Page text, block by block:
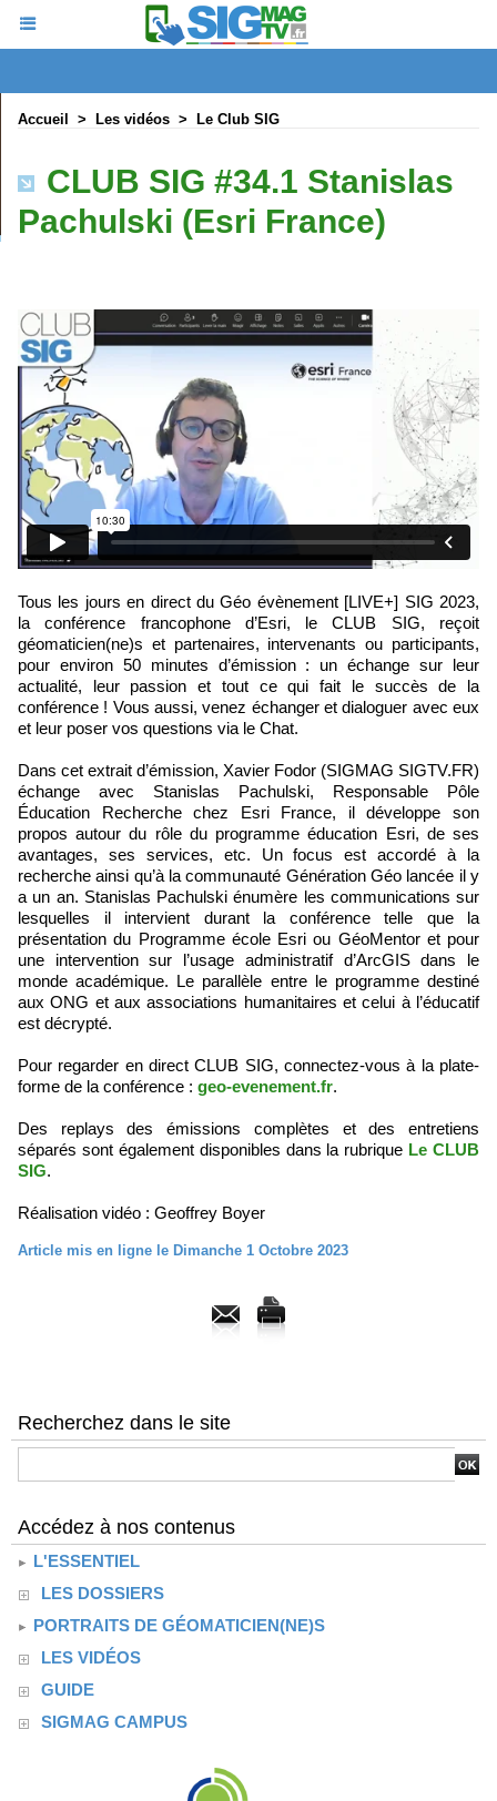
Accueil > Les vidéos > Le Club SIG
CLUB SIG #34.1 Stanislas
Pachulski (Esri France)
Tous les jours en direct du Géo évènement [LIVE+] SIG 2023,
la conférence francophone d’Esri, le CLUB SIG, reçoit
géomaticien(ne)s et partenaires, intervenants ou participants,
pour environ 50 minutes d’émission : un échange sur leur
actualité, leur passion et tout ce qui fait le succès de la
conférence ! Vous aussi, venez échanger et dialoguer avec eux
et leur poser vos questions via le Chat.
Dans cet extrait d’émission, Xavier Fodor (SIGMAG SIGTV.FR)
échange avec Stanislas Pachulski, Responsable Pôle
Éducation Recherche chez Esri France, il développe son
propos autour du rôle du programme éducation Esri, de ses
avantages, ses services, etc. Un focus est accordé à la
recherche ainsi qu’à la communauté Génération Géo lancée il y
a un an. Stanislas Pachulski énumère les communications sur
lesquelles il intervient durant la conférence telle que la
présentation du Programme école Esri ou GéoMentor et pour
une intervention sur l’usage administratif d’ArcGIS dans le
monde académique. Le parallèle entre le programme destiné
aux ONG et aux associations humanitaires et celui à l’éducatif
est décrypté.
Pour regarder en direct CLUB SIG, connectez-vous à la plate-
forme de la conférence : geo-evenement.fr.
Des replays des émissions complètes et des entretiens
séparés sont également disponibles dans la rubrique Le CLUB
SIG.
Réalisation vidéo : Geoffrey Boyer
Article mis en ligne le Dimanche 1 Octobre 2023
Recherchez dans le site
Accédez à nos contenus
L'ESSENTIEL
LES DOSSIERS
PORTRAITS DE GÉOMATICIEN(NE)S
LES VIDÉOS
GUIDE
SIGMAG CAMPUS